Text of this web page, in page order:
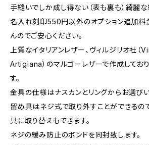
手縫いでしか成し得ない（表も裏も）綺麗な
名入れ刻印550円以外のオプション追加料
んのでご安心ください。
上質なイタリアンレザー、ヴィルジリオ社
Artigiana）のマルゴーレザーで作成してお
す。
金具の仕様はナスカンとリングからお選び
留め具はネジ式で取り外すことができるの
具に取り替えもできます。
ネジの緩み防止のボンドを同封致します。